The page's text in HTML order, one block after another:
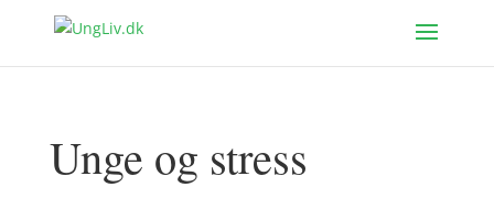
Unge og stress